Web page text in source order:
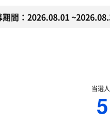
期間：2026.08.01
当選
5